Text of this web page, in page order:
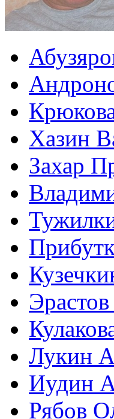
Хазин
Захар
Лукин
Иудин
Рябов